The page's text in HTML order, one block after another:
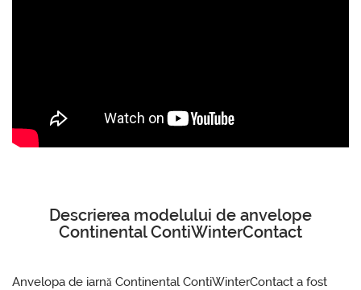
Descrierea modelului de anvelope
Continental ContiWinterContact
Anvelopa de iarnă Continental ContiWinterContact a fost